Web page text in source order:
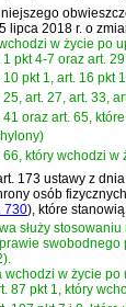
lipca 2018 r. o
w życie po
1 pkt 4-7 oraz art.
10 pkt 1, art. 16 pkt
25, art. 27, art. 33,
41 oraz art. 65,
66, który wchodzi w
173 ustawy z
osób
730), które
służy
swobodnego
wchodzi w życie po
87 pkt 1, który